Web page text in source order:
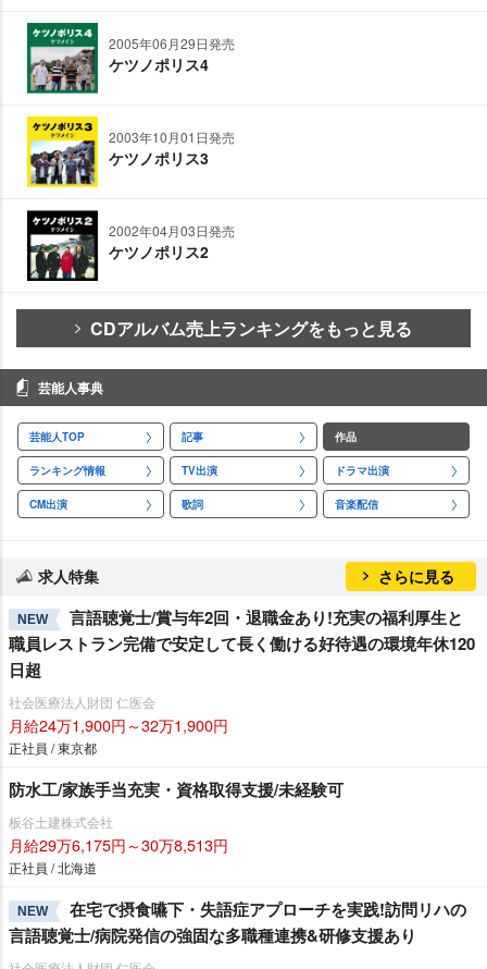
2005年06月29日発売
ケツノポリス4
2003年10月01日発売
ケツノポリス3
2002年04月03日発売
ケツノポリス2
CDアルバム売上ランキングをもっと見る
芸能人事典
芸能人TOP 記事 作品
ランキング情報 TV出演 ドラマ出演
CM出演 歌詞 音楽配信
求人特集 さらに見る
NEW
言語聴覚士/賞与年2回・退職金あり!充実の福利厚生と
職員レストラン完備で安定して長く働ける好待遇の環境年休120
日超
社会医療法人財団 仁医会
月給24万1,900円～32万1,900円
正社員 / 東京都
防水工/家族手当充実・資格取得支援/未経験可
板谷土建株式会社
月給29万6,175円～30万8,513円
正社員 / 北海道
NEW
在宅で摂食嚥下・失語症アプローチを実践!訪問リハの
言語聴覚士/病院発信の強固な多職種連携&研修支援あり